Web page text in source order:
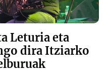
Leturia eta
dira Itziarko